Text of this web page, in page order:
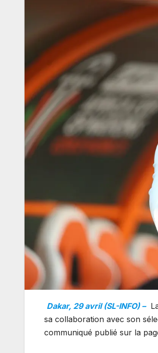
Dakar, 29 avril (SL-INFO) –
sa collaboration avec son
communiqué publié sur la